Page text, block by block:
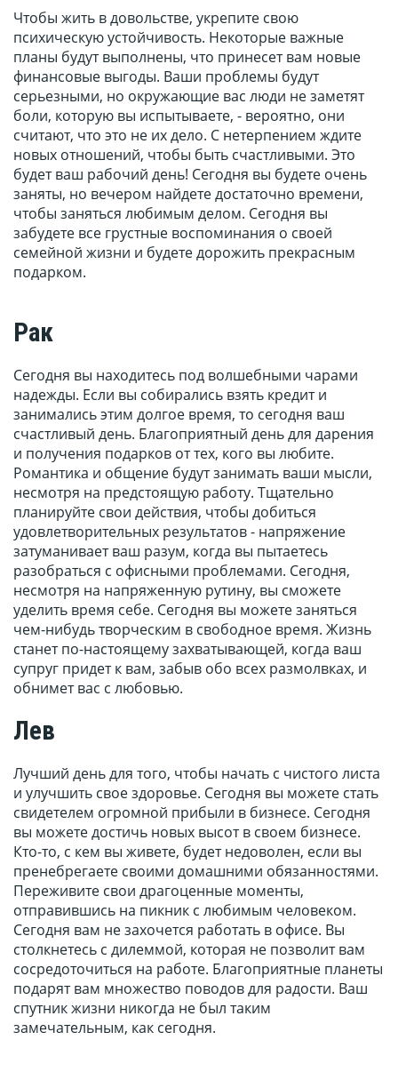
Чтобы жить в довольстве, укрепите свою
психическую устойчивость. Некоторые важные
планы будут выполнены, что принесет вам новые
финансовые выгоды. Ваши проблемы будут
серьезными, но окружающие вас люди не заметят
боли, которую вы испытываете, - вероятно, они
считают, что это не их дело. С нетерпением ждите
новых отношений, чтобы быть счастливыми. Это
будет ваш рабочий день! Сегодня вы будете очень
заняты, но вечером найдете достаточно времени,
чтобы заняться любимым делом. Сегодня вы
забудете все грустные воспоминания о своей
семейной жизни и будете дорожить прекрасным
подарком.
Рак
Сегодня вы находитесь под волшебными чарами
надежды. Если вы собирались взять кредит и
занимались этим долгое время, то сегодня ваш
счастливый день. Благоприятный день для дарения
и получения подарков от тех, кого вы любите.
Романтика и общение будут занимать ваши мысли,
несмотря на предстоящую работу. Тщательно
планируйте свои действия, чтобы добиться
удовлетворительных результатов - напряжение
затуманивает ваш разум, когда вы пытаетесь
разобраться с офисными проблемами. Сегодня,
несмотря на напряженную рутину, вы сможете
уделить время себе. Сегодня вы можете заняться
чем-нибудь творческим в свободное время. Жизнь
станет по-настоящему захватывающей, когда ваш
супруг придет к вам, забыв обо всех размолвках, и
обнимет вас с любовью.
Лев
Лучший день для того, чтобы начать с чистого листа
и улучшить свое здоровье. Сегодня вы можете стать
свидетелем огромной прибыли в бизнесе. Сегодня
вы можете достичь новых высот в своем бизнесе.
Кто-то, с кем вы живете, будет недоволен, если вы
пренебрегаете своими домашними обязанностями.
Переживите свои драгоценные моменты,
отправившись на пикник с любимым человеком.
Сегодня вам не захочется работать в офисе. Вы
столкнетесь с дилеммой, которая не позволит вам
сосредоточиться на работе. Благоприятные планеты
подарят вам множество поводов для радости. Ваш
спутник жизни никогда не был таким
замечательным, как сегодня.